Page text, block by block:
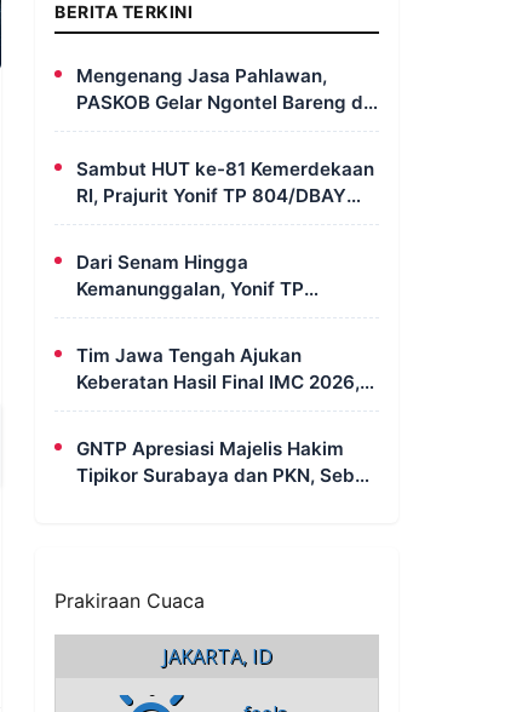
BERITA TERKINI
Mengenang Jasa Pahlawan,
PASKOB Gelar Ngontel Bareng di
Bondowoso
Sambut HUT ke-81 Kemerdekaan
RI, Prajurit Yonif TP 804/DBAY
Ikuti Kegiatan Donor Darah
Dari Senam Hingga
Kemanunggalan, Yonif TP
820/DAAI Rayakan Satu Tahun
Pengabdian dengan Semangat
Kebersamaan
Tim Jawa Tengah Ajukan
Keberatan Hasil Final IMC 2026,
Minta Evaluasi Rekaman dan
Scorecard Juri
GNTP Apresiasi Majelis Hakim
Tipikor Surabaya dan PKN, Sebut
Prakiraan Cuaca
JAKARTA, ID